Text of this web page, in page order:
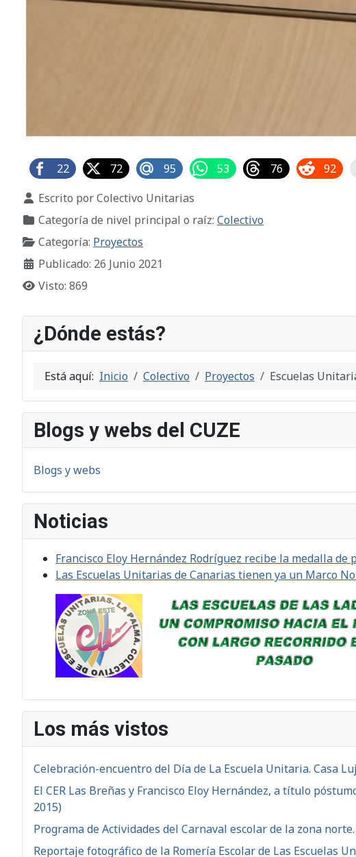
¿Dónde estás?
Está aquí: Inicio Colectivo Proyectos Escuelas
Blogs y webs del CUZE
Blogs y webs
Noticias
Francisco Eloy Hernández Rodríguez recibe la medalla
Las Escuelas Unitarias de Canarias tienen ya un Marco
Los más vistos
Celebración-encuentro del Día de La Escuela Unitaria. Casa
El CER Las Breñas y Francisco Eloy Hernández, a título
2015)
Programa de Actividades del Carnaval escolar de la zona norte.
Reportaje fotográfico de la Romería Escolar de Las Escuelas
22 72 95 53 76 92
Detalles
Escrito porColectivo Unitarias
Categoría de nivel principal o raíz: Colectivo
Categoría: Proyectos
Publicado: 26 Junio 2021
Visto: 869